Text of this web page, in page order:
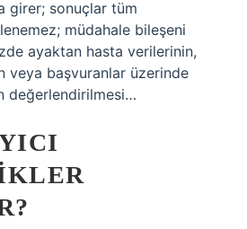
girer; sonuçlar tüm
müdahale bileşeni
ayaktan hasta verilerinin,
veya başvuranlar üzerinde
değerlendirilmesi…